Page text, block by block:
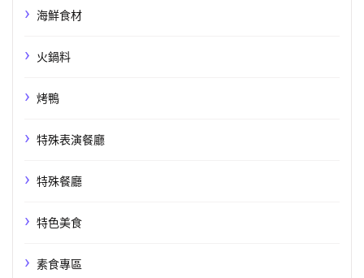
海鮮食材
火鍋料
烤鴨
特殊表演餐廳
特殊餐廳
特色美食
素食專區